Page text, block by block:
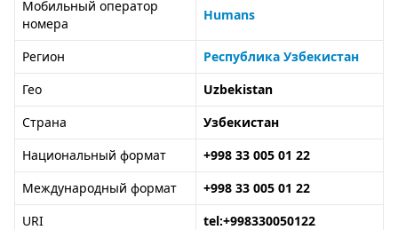
Мобильный оператор
номера
Humans
Регион
Республика Узбекистан
Гео
Uzbekistan
Страна
Узбекистан
Национальный формат
+998 33 005 01 22
Международный формат
+998 33 005 01 22
URI
tel:+998330050122